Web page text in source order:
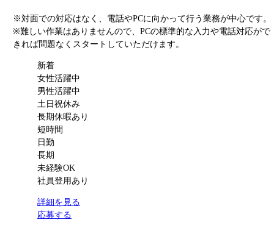
※対面での対応はなく、電話やPCに向かって行う業務が中心です。
※難しい作業はありませんので、PCの標準的な入力や電話対応がで
きれば問題なくスタートしていただけます。
新着
女性活躍中
男性活躍中
土日祝休み
長期休暇あり
短時間
日勤
長期
未経験OK
社員登用あり
詳細を見る
応募する